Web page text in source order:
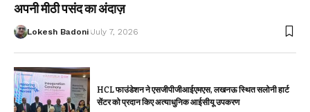
अपनी मीठी पसंद का अंदाज़
Lokesh Badoni July 7, 2026
HCL फाउंडेशन ने एसजीपीजीआईएमएस, लखनऊ स्थित सलोनी हार्ट
सेंटर को प्रदान किए अत्याधुनिक आईसीयू उपकरण